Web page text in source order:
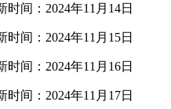
间：2024年11月14日
间：2024年11月15日
间：2024年11月16日
间：2024年11月17日